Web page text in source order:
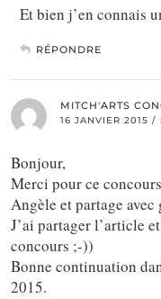
Et bien j’en connais
RÉPONDRE
MITCH'ARTS
16 JANVIER 2015 /
Bonjour,
Merci pour ce
Angèle et partage
J’ai partager l’article
concours ;-))
Bonne continuation
2015.